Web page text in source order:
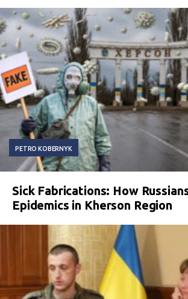
PETRO KOBERNYK
Sick Fabrications: How
Epidemics in Kherson Region